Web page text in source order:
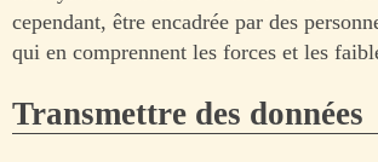
cependant, être encadrée par des
qui en comprennent les forces et les
Transmettre des données